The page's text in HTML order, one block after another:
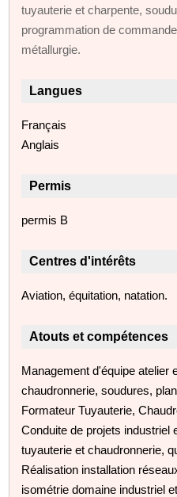
tuyauterie et charpente,
programmation de
métallurgie.
Langues
Français
Anglais
Permis
permis B
Centres d'intérêts
Aviation, équitation, natation.
Atouts et compétences
Management d'équipe atelier
chaudronnerie, soudures,
Formateur Tuyauterie,
Conduite de projets industriel
tuyauterie et chaudronnerie,
Réalisation installation
isométrie domaine industriel